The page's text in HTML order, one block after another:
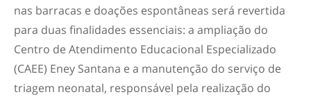
nas barracas e doações espontâneas será revertida
para duas finalidades essenciais: a ampliação do
Centro de Atendimento Educacional Especializado
(CAEE) Eney Santana e a manutenção do serviço de
triagem neonatal, responsável pela realização do